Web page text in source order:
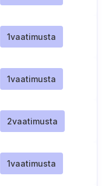
1vaatimusta
1vaatimusta
2vaatimusta
1vaatimusta